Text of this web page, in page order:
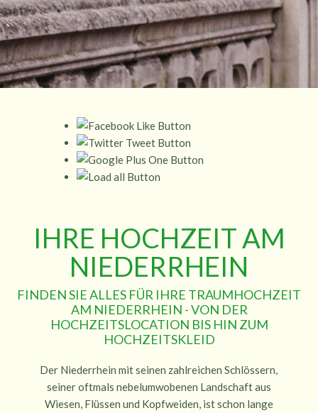
IHRE HOCHZEIT AM
NIEDERRHEIN
FINDEN SIE ALLES FÜR IHRE TRAUMHOCHZEIT
AM NIEDERRHEIN - VON DER
HOCHZEITSLOCATION BIS HIN ZUM
HOCHZEITSKLEID
Der Niederrhein mit seinen zahlreichen Schlössern,
seiner oftmals nebelumwobenen Landschaft aus
Wiesen, Flüssen und Kopfweiden, ist schon lange